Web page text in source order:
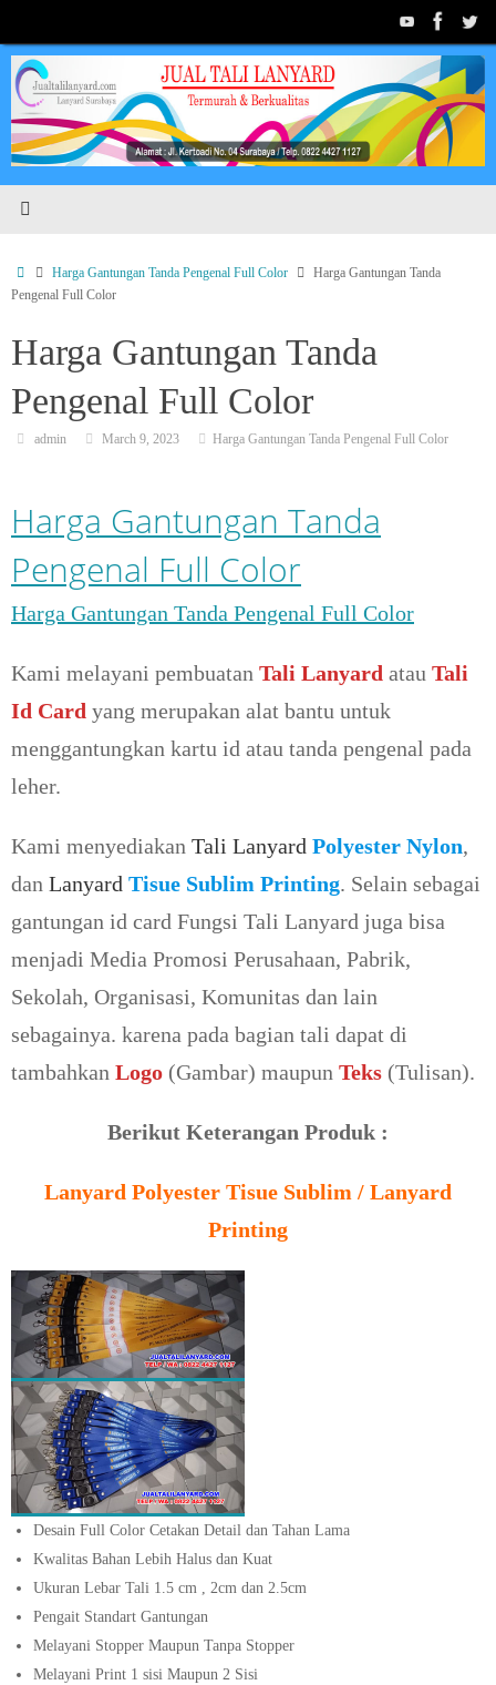
content
HomeHarga Gantungan Tanda Pengenal Full Color
Harga Gantungan Tanda
Pengenal Full Color
Harga Gantungan Tanda
Pengenal Full Color
admin March 9, 2023 Harga Gantungan Tanda Pengenal Full Color
Harga Gantungan Tanda
Pengenal Full Color
Harga Gantungan Tanda Pengenal Full Color
Kami melayani pembuatan Tali Lanyard atau Tali
Id Card yang merupakan alat bantu untuk
menggantungkan kartu id atau tanda pengenal pada
leher.
Kami menyediakan Tali Lanyard Polyester Nylon,
dan Lanyard Tisue Sublim Printing. Selain sebagai
gantungan id card Fungsi Tali Lanyard juga bisa
menjadi Media Promosi Perusahaan, Pabrik,
Sekolah, Organisasi, Komunitas dan lain
sebagainya. karena pada bagian tali dapat di
tambahkan Logo (Gambar) maupun Teks (Tulisan).
Berikut Keterangan Produk :
Lanyard Polyester Tisue Sublim / Lanyard
Printing
Desain Full Color Cetakan Detail dan Tahan Lama
Kwalitas Bahan Lebih Halus dan Kuat
Ukuran Lebar Tali 1.5 cm , 2cm dan 2.5cm
Pengait Standart Gantungan
Melayani Stopper Maupun Tanpa Stopper
Melayani Print 1 sisi Maupun 2 Sisi